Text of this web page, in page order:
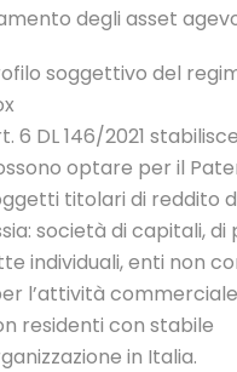
degli asset
soggettivo del
6 DL 146/2021
optare per il
titolari di reddito
società di capitali, di
individuali, enti non
l’attività
residenti con stabile
in Italia.